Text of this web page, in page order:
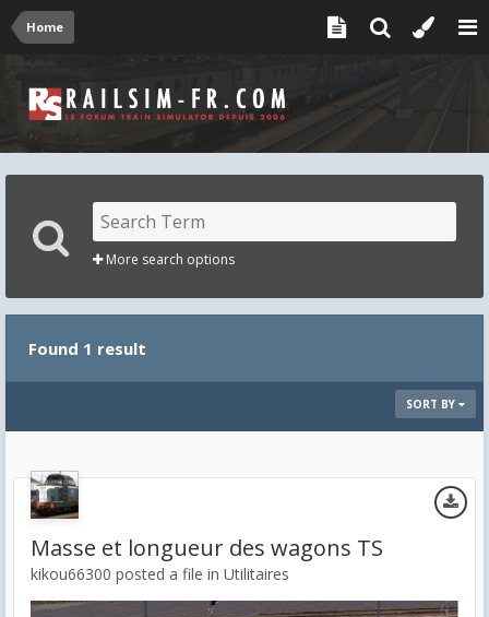
Home
More search options
Found 1 result
SORT BY
Masse et longueur des wagons TS
kikou66300 posted a file in Utilitaires